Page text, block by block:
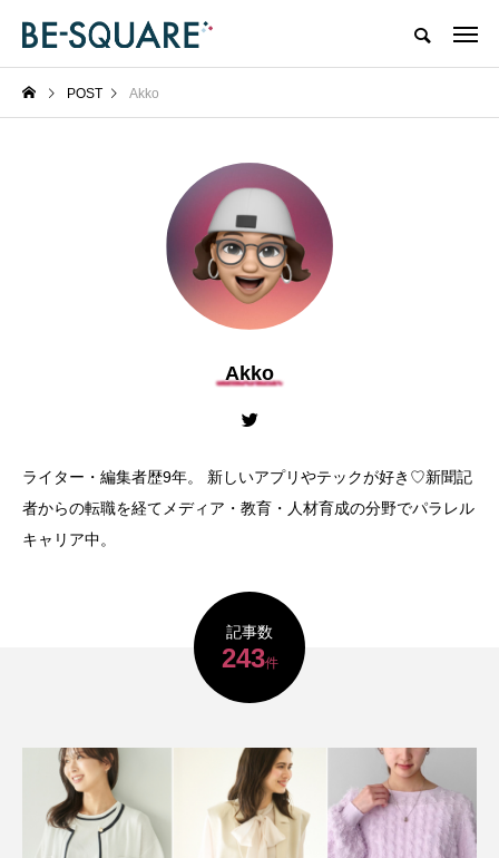
POST Akko
Akko
ライター・編集者歴9年。 新しいアプリやテックが好き♡新聞記
者からの転職を経てメディア・教育・人材育成の分野でパラレル
キャリア中。
記事数
243件